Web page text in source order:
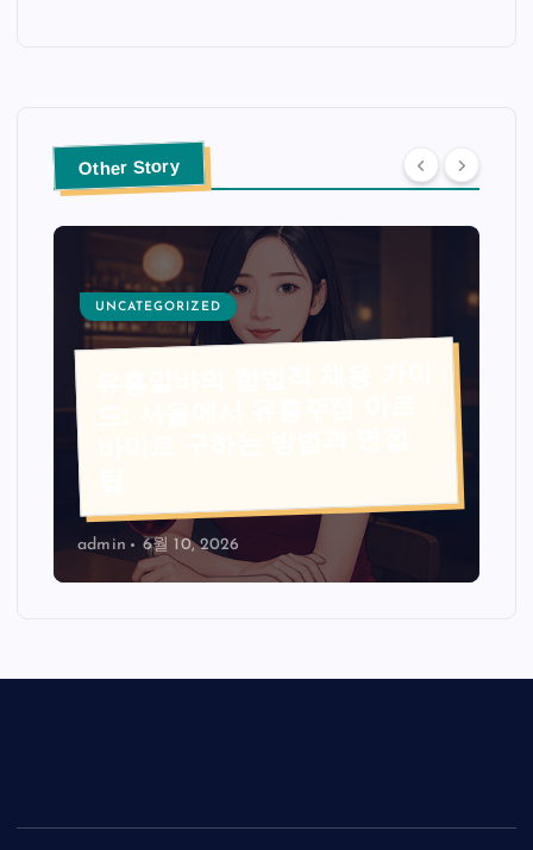
Other Story
UNCATEGORIZED
admin 6월 10, 2026